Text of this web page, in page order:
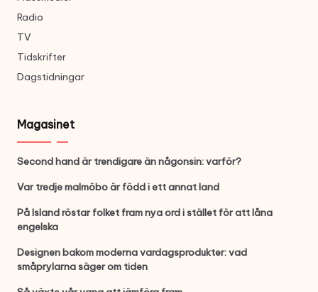
Radio
TV
Tidskrifter
Dagstidningar
Magasinet
Second hand är trendigare än någonsin: varför?
Var tredje malmöbo är född i ett annat land
På Island röstar folket fram nya ord i stället för att låna
engelska
Designen bakom moderna vardagsprodukter: vad
småprylarna säger om tiden